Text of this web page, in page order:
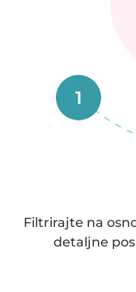
1
Filtrirajte na
detaljne